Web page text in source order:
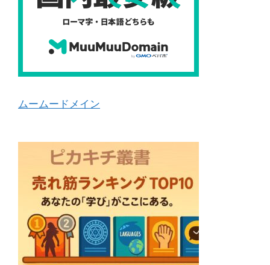
ムームードメイン